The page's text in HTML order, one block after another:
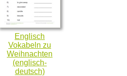
Englisch
Vokabeln zu
Weihnachten
(englisch-
deutsch)